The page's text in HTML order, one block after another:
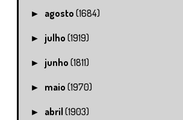
► agosto(1684)
► julho(1919)
► junho(1811)
► maio(1970)
► abril(1903)